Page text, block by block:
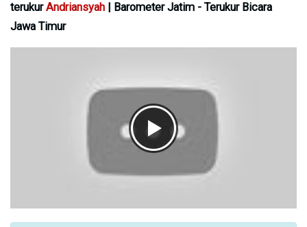
terukurAndriansyah | Barometer Jatim - Terukur Bicara
Jawa Timur